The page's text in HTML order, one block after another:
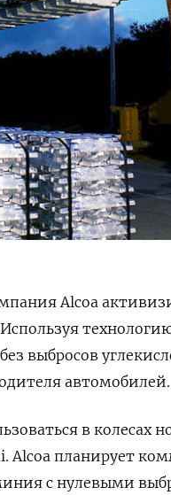
Alcoa
выбросов
автомобилей.
в колесах
. Alcoa планирует
с нулевыми